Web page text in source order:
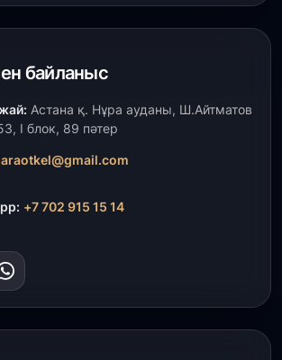
орындалды: Шардара
қамтылды
2» және Темір ауылының
пайдалануға берілді
келіншектер ұлттық нақыштағы
шығаруда
байланыс
Астана қ. Нұра ауданы, Ш.Айтматов
І блок, 89 пәтер
+7 702 915 15 14